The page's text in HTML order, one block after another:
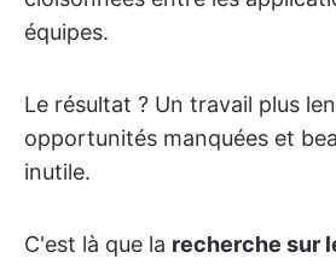
équipes.
Le résultat ? Un travail plus
opportunités manquées et
inutile.
C'est là que la recherche sur